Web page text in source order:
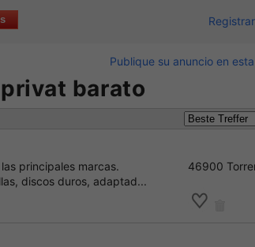
Publique su anuncio en
barato
principales marcas.
discos duros, adaptad...
46900